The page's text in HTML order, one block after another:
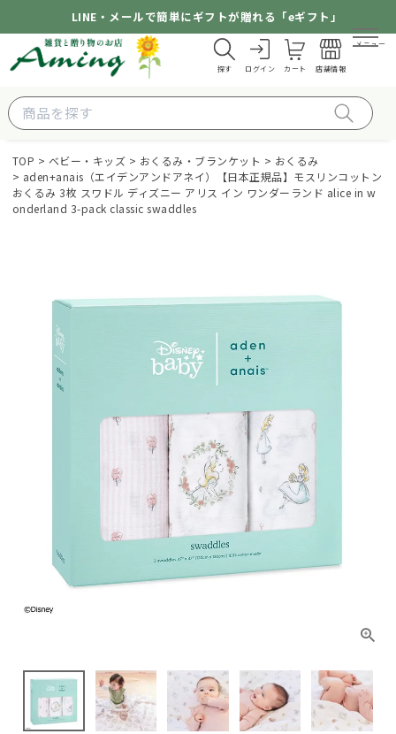
LINE・メールで簡単にギフトが贈れる「eギフト」
探す ログイン カート 店舗情報
メニュー
TOP ベビー・キッズ おくるみ・ブランケット
おくるみ
aden+anais（エイデンアンドアネイ）【日本正規品】モスリンコットン
おくるみ 3枚 スワドル ディズニー アリス イン ワンダーランド alice in w
onderland 3-pack classic swaddles